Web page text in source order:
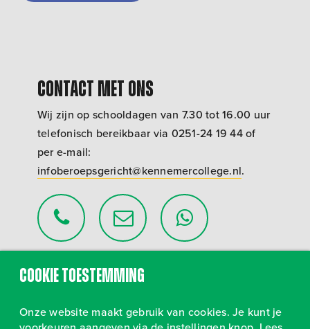
Contact met ons
Wij zijn op schooldagen van 7.30 tot 16.00 uur
telefonisch bereikbaar via 0251-24 19 44 of
per e-mail:
infoberoepsgericht@kennemercollege.nl.
Kennemer College Beroepsgericht | Van
Telefoon 0251 - 24 19 44
Cookie toestemming
Onze website maakt gebruik van cookies. Je kunt je